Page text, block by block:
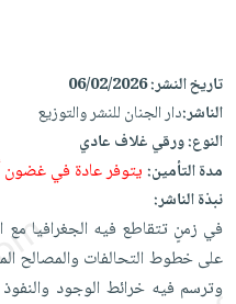
على
Android
تحميل
iKitab
Apple
masmu3
على
Apple
جوائز
العناية
الشخصية
العناية
وتصفيف
الشعر
العناية
بالجسم
المطبخ
والسفرة
جديد
الكل
أواني
الطهي
أدوات
متجر
الهدايا
أقسام
تاريخ النشر:06/02/2026
الناشر:دار الجنان للنشر والتوزيع
النوع:ورقي غلاف عادي
مدة التأمين:يتوفر عادة في غضون
نبذة الناشر:
في زمنٍ تتقاطع فيه الجغرافيا مع
على خطوط التحالفات والمصالح
وترسم فيه خرائط الوجود